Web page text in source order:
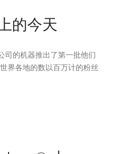
的今天
司的机器推出了第一批他们
界各地的数以百万计的粉丝